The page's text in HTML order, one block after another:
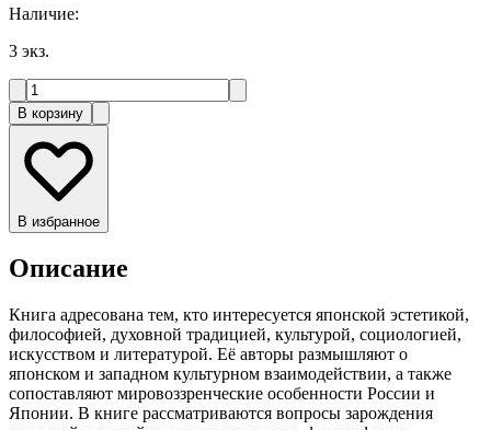
Наличие:
3 экз.
В корзину
В избранное
Описание
Книга адресована тем, кто интересуется японской эстетикой,
философией, духовной традицией, культурой, социологией,
искусством и литературой. Её авторы размышляют о
японском и западном культурном взаимодействии, а также
сопоставляют мировоззренческие особенности России и
Японии. В книге рассматриваются вопросы зарождения